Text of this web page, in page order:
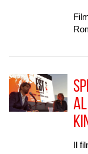
al
Il